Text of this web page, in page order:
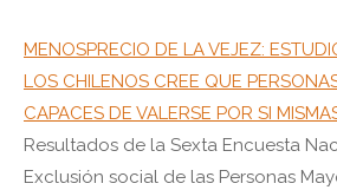
MENOSPRECIO DE LA VEJEZ:
LOS CHILENOS CREE QUE
CAPACES DE VALERSE POR SI
Resultados de la Sexta Encuesta
Exclusión social de las Personas